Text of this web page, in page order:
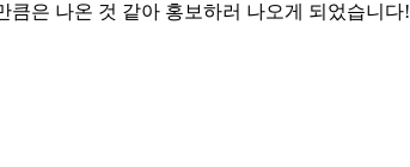
은 나온 것 같아 홍보하러 나오게 되었습니다!